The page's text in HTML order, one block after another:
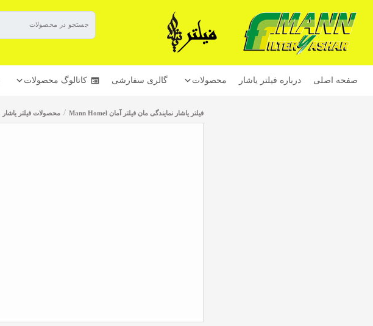
صفحه اصلی درباره فیلتر یاشار محصولات گالری سفارشی کاتالوگ محصولات
فیلتر یاشار نمایندگی مان فیلتر آمان Mann Homel / محصولات فیلتر یاشار